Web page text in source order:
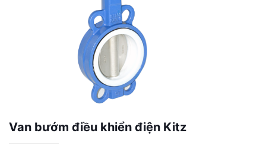
Van bướm điều khiển điện Kitz